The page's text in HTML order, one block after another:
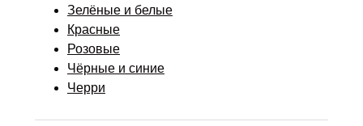
Зелёные и белые
Красные
Розовые
Чёрные и синие
Черри